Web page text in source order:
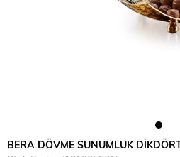
BERA DÖVME SUNUMLUK